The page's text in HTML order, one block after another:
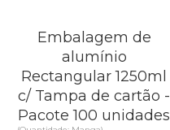
Embalagem de
alumínio
Rectangular 1250ml
c/ Tampa de cartão -
Pacote 100 unidades